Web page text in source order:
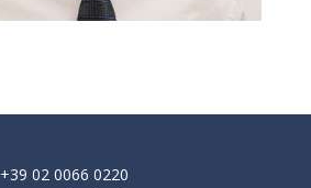
+39 02 0066 0220